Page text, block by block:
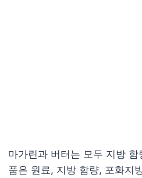
마가린과 버터는 모두 지방
품은 원료, 지방 함량, 포화지